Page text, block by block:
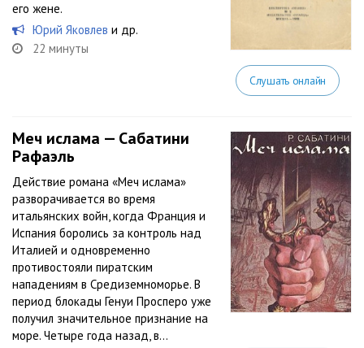
его жене.
Юрий Яковлев и др.
22 минуты
Слушать онлайн
Меч ислама — Сабатини
Рафаэль
Действие романа «Меч ислама»
разворачивается во время
итальянских войн, когда Франция и
Испания боролись за контроль над
Италией и одновременно
противостояли пиратским
нападениям в Средиземноморье. В
период блокады Генуи Просперо уже
получил значительное признание на
море. Четыре года назад, в...